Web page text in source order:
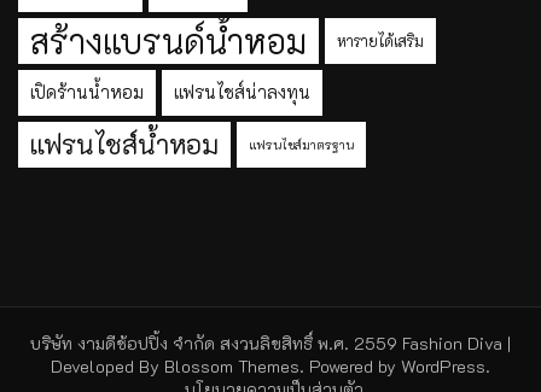
สร้างแบรนด์น้ำหอม หารายได้เสริม
เปิดร้านน้ำหอม แฟรนไชส์น่าลงทุน
แฟรนไชส์น้ำหอม แฟรนไชส์มาตรฐาน
บริษัท งามดีช้อปปิ้ง จำกัด สงวนลิขสิทธิ์ พ.ศ. 2559 Fashion Diva |
Developed By Blossom Themes. Powered by WordPress.